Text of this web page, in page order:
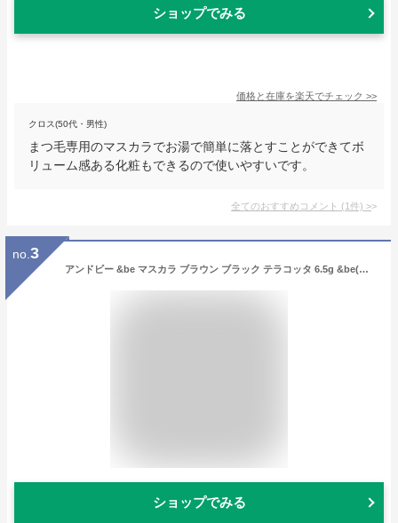
ショップでみる
価格と在庫を楽天でチェック >>
クロス(50代・男性)
まつ毛専用のマスカラでお湯で簡単に落とすことができてボ
リューム感ある化粧もできるので使いやすいです。
全てのおすすめコメント (1件) >
no. 3
アンドビー &be マスカラ ブラウン ブラック テラコッタ 6.5g &be(アンドビー) カラー まつ毛 化粧料 お湯で落ちるマスカラ お湯 お湯で落ちる ロング セパレート カールアップ ロングラスティング アイメイク メイクアップ ポイントメイク ふさふさまつげ 保湿成分 送料無料
ショップでみる